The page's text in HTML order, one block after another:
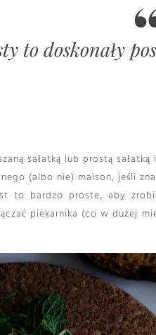
to doskonały
sałatką lub prostą
(albo nie) maison, jeśli
to bardzo proste, aby
piekarnika (co w dużej